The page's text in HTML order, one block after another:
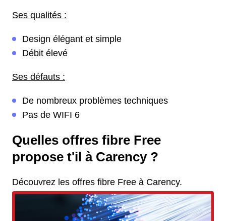
Ses qualités :
Design élégant et simple
Débit élevé
Ses défauts :
De nombreux problèmes techniques
Pas de WIFI 6
Quelles offres fibre Free
propose t'il à Carency ?
Découvrez les offres fibre Free à Carency.